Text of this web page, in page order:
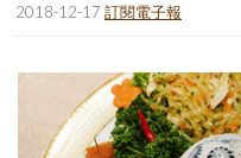
生活風
書房集
2018-12-17 訂閱電子報